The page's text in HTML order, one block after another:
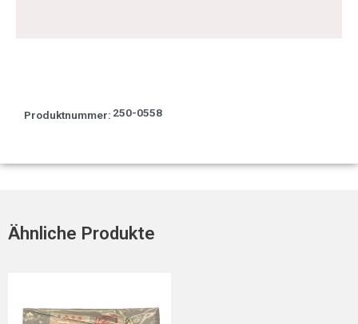
Produktnummer: 250-0558
Ähnliche Produkte